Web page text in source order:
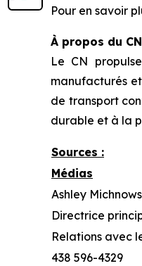
Pour en savoir
À propos du CN
Le CN
manufacturés
de transport
durable et à la
Sources :
Médias
Ashley
Directrice
Relations avec
438 596-4329